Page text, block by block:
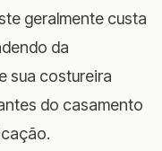
geralmente custa
da
sua costureira
do casamento